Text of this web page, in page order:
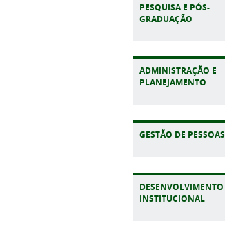
PESQUISA E PÓS-
GRADUAÇÃO
ADMINISTRAÇÃO E
PLANEJAMENTO
GESTÃO DE PESSOAS
DESENVOLVIMENTO
INSTITUCIONAL